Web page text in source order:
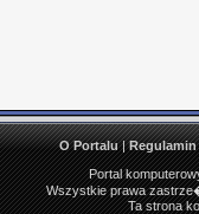
O Portalu|Regulamin
Portal
Wszystkie prawa
Ta strona